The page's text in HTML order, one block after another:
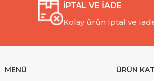
İPTAL VE İADE
Kolay ürün iptal ve
MENÜ
ÜRÜN